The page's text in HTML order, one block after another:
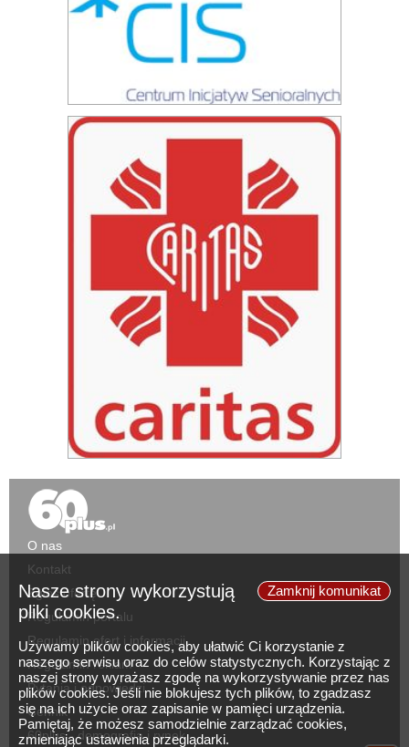
Zamknij komunikat
Nasze strony wykorzystują
pliki cookies.
Używamy plików cookies, aby ułatwić Ci korzystanie z
naszego serwisu oraz do celów statystycznych. Korzystając z
naszej strony wyrażasz zgodę na wykorzystywanie przez nas
plików cookies. Jeśli nie blokujesz tych plików, to zgadzasz
się na ich użycie oraz zapisanie w pamięci urządzenia.
Pamiętaj, że możesz samodzielnie zarządzać cookies,
zmieniając ustawienia przeglądarki.
O nas
Kontakt
Zgłoś ofertę
Regulamin portalu
Regulamin ofert i informacji
Regulamin reklam
Pytania i odpowiedzi
Cennik
60plus - demografia i rynek